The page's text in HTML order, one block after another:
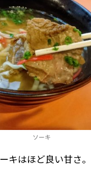
ソーキ
キはほど良い甘さ。